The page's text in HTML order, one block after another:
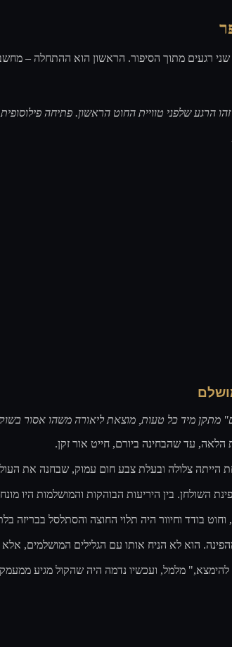
שני רגעים מתוך הסיפור. הראשון הוא ההתחלה –
הרגע שלפני טוויית החוט הראשון. פתיחה
מתקן מיד כל טעות, מוצאת ליאורה משהו אסור
עד שהבחינה ביורם, חייט אור זקן.
הייתה צלולה ובעלת צבע חום עמוק, שבחנה את
השולחן. בין היריעות הבוהקות והמושלמות היו
בודד וחיוור היה תלוי החוצה והסתלסל בבריזה
הוא לא הניח אותו עם הגלילים המושלמים,
להימצא," מלמל, ועכשיו נדמה היה שהקול מגיע